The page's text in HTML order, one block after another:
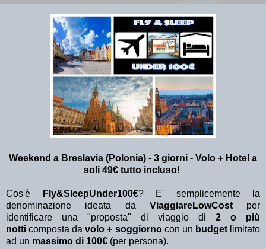
Weekend a Breslavia (Polonia) - 3 giorni - Volo + Hotel a
soli 49€ tutto incluso!
Cos'è Fly&SleepUnder100€? E' semplicemente la
denominazione ideata da ViaggiareLowCost per
identificare una "proposta" di viaggio di 2 o più
notti composta davolo + soggiornocon un budget limitato
ad un massimo di 100€ (per persona).